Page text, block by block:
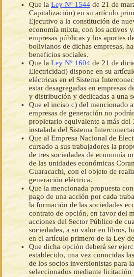
Que la Ley Nº 1544 de 21 de
Capitalización) en su artículo
Ejecutivo a la constitución de
economía mixta, con los activos
empresas públicas y los aportes
bolivianos de dichas empresas,
beneficios sociales.
Que la Ley Nº 1604 de 21 de
Electricidad) dispone en su
eléctricas en el Sistema
estar desagregadas en empresas
y distribución y dedicadas a una
Que el inciso c) del mencionado
empresas de generación no
propietario equivalente a más del
instalada del Sistema
Que al Empresa Nacional de
cursado a sus trabajadores la
de tres sociedades de economía
de las unidades económicas
Guaracachi, con el objeto de
generación eléctrica.
Que la mencionada propuesta
pago de una acción por cada
la formación de las sociedades
contrato de opción, en favor del
acciones del Sector Público de
sociedades, a su valor en libros,
en el artículo primero de la Ley
Que dicha opción deberá ser
establecido, una vez conocidas
de los socios inversionistas para
seleccionados mediante